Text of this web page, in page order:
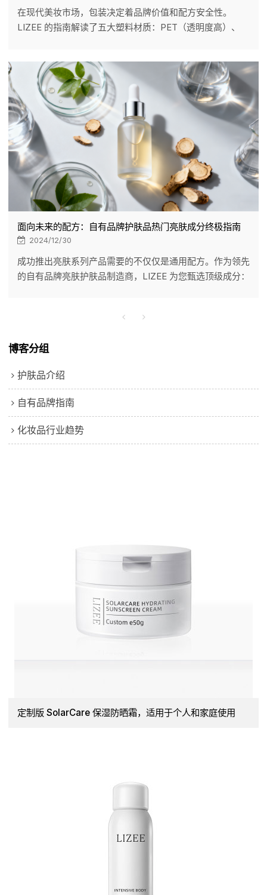
在现代美妆市场，包装决定着品牌价值和配方安全性。
LIZEE 的指南解读了五大塑料材质：PET（透明度高）、
可填充系统实现可持续发展的关键转变。作为您的 ODM 合
作伙伴，我们通过严格的测试确保配方兼容性，并提供兼顾
环保理念和高端设计的解决方案。
面向未来的配方：自有品牌护肤品热门亮肤成分终极指南
2024/12/30
成功推出亮肤系列产品需要的不仅仅是通用配方。作为领先
的自有品牌亮肤护肤品制造商，LIZEE 为您甄选顶级成分：
合，以实现最佳的稳定性和功效。从定制研发到全球合规
全高效的产品。
博客分组
护肤品介绍
自有品牌指南
化妆品行业趋势
定制版 SolarCare 保湿防晒霜，适用于个人和家庭使用